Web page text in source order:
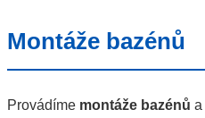
Montáže bazénů
Provádíme montáže bazénů a